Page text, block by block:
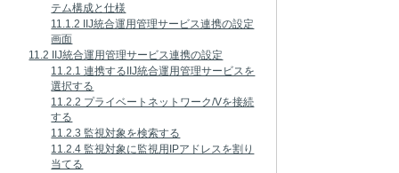
テム構成と仕様
11.1.2 IIJ統合運用管理サービス連携の設定
画面
11.2 IIJ統合運用管理サービス連携の設定
11.2.1 連携するIIJ統合運用管理サービスを
選択する
11.2.2 プライベートネットワーク/Vを接続
する
11.2.3 監視対象を検索する
11.2.4 監視対象に監視用IPアドレスを割り
当てる